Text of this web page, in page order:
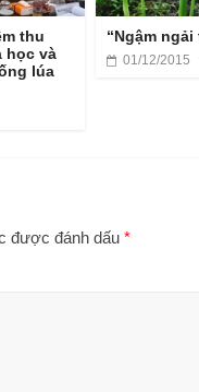
thu
học và
lúa
“Ngậm ngải
01/12/2015
được đánh dấu *